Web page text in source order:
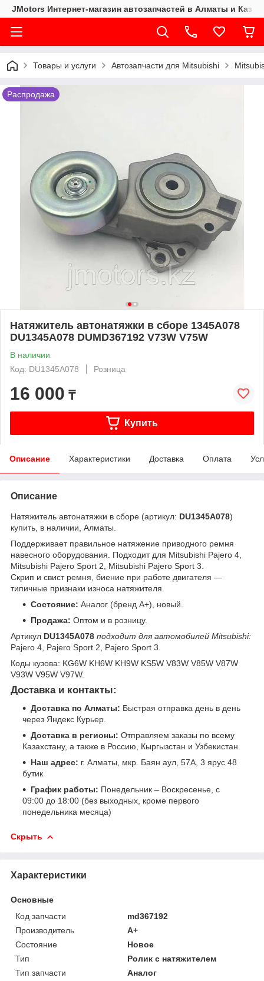
JMotors Интернет-магазин автозапчастей в Алматы и
Товары и услуги Автозапчасти для Mitsubishi
Распродажа
Натяжитель автонатяжки в сборе 1345A078
DU1345A078 DUMD367192 V73W V75W
В наличии
Код: DU1345A078
Розница
16 000 ₸
Купить
Описание Характеристики Доставка Оплата
Описание
Натяжитель автонатяжки в сборе (артикул: DU1345A078)
купить, в наличии, Алматы.
Поддерживает правильное натяжение приводного ремня
навесного оборудования. Подходит для Mitsubishi Pajero 4,
Mitsubishi Pajero Sport 2, Mitsubishi Pajero Sport 3.
Скрип и свист ремня, биение при работе двигателя —
типичные признаки износа натяжителя.
Состояние: Аналог (бренд A+), новый.
Продажа: Оптом и в розницу.
Артикул DU1345A078 подходит для автомобилей Mitsubishi:
Pajero 4, Pajero Sport 2, Pajero Sport 3.
Коды кузова: KG6W KH6W KH9W KS5W V83W V85W V87W
V93W V95W V97W.
Доставка и контакты:
Доставка по Алматы: Быстрая отправка день в день
через Яндекс Курьер.
Доставка в регионы: Отправляем заказы по всему
Казахстану, а также в Россию, Кыргызстан и Узбекистан.
Наш адрес: г. Алматы, мкр. Баян аул, 57А, 3 ярус 48
бутик
График работы: Понедельник – Воскресенье, с
09:00 до 18:00 (без выходных, кроме первого
понедельника месяца)
Скрыть
Характеристики
Основные
Код запчасти
md367192
Производитель
A+
Состояние
Новое
Тип
Ролик с натяжителем
Тип запчасти
Аналог